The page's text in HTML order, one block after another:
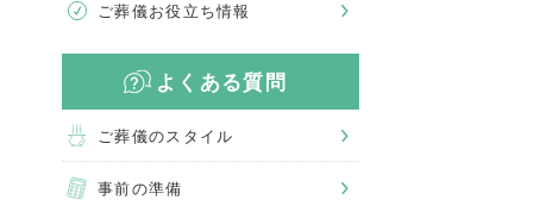
ご葬儀お役立ち情報
よくある質問
ご葬儀のスタイル
事前の準備